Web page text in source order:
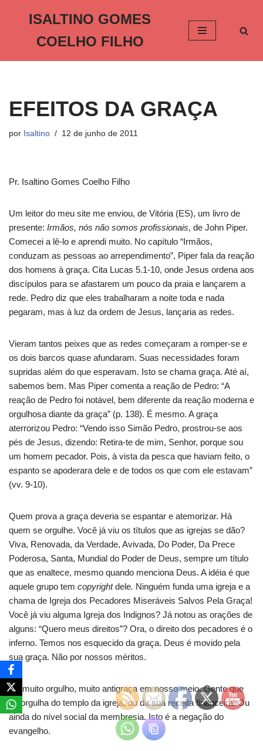
o
ISALTINO GOMES
COELHO FILHO
EFEITOS DA GRAÇA
por Isaltino 12 de junho de 2011
Pr. Isaltino Gomes Coelho Filho
Um leitor do meu site me enviou, de Vitória (ES), um livro de
presente: Irmãos, nós não somos profissionais, de John Piper.
Comecei a lê-lo e aprendi muito. No capítulo “Irmãos,
conduzam as pessoas ao arrependimento”, Piper fala da reação
dos homens à graça. Cita Lucas 5.1-10, onde Jesus ordena aos
discípulos para se afastarem um pouco da praia e lançarem a
rede. Pedro diz que eles trabalharam a noite toda e nada
pegaram, mas à luz da ordem de Jesus, lançaria as redes.
Vieram tantos peixes que as redes começaram a romper-se e
os dois barcos quase afundaram. Suas necessidades foram
supridas além do que esperavam. Isto se chama graça. Até aí,
sabemos bem. Mas Piper comenta a reação de Pedro: “A
reação de Pedro foi notável, bem diferente da reação moderna e
orgulhosa diante da graça” (p. 138). É mesmo. A graça
aterrorizou Pedro: “Vendo isso Simão Pedro, prostrou-se aos
pés de Jesus, dizendo: Retira-te de mim, Senhor, porque sou
um homem pecador. Pois, à vista da pesca que haviam feito, o
espanto se apoderara dele e de todos os que com ele estavam”
(vv. 9-10).
Quem prova a graça deveria se espantar e atemorizar. Há
quem se orgulhe. Você já viu os títulos que as igrejas se dão?
Viva, Renovada, da Verdade, Avivada, Do Poder, Da Prece
Poderosa, Santa, Mundial do Poder de Deus, sempre um título
que as enaltece, mesmo quando menciona Deus. A idéia é que
aquele grupo tem copyrightdele. Ninguém funda uma igreja e a
chama de Igreja dos Pecadores Miseráveis Salvos Pela Graça!
Você já viu alguma Igreja dos Indignos? Já notou as orações de
alguns: “Quero meus direitos”? Ora, o direito dos pecadores é o
inferno. Temos nos esquecido da graça. Deus é movido pela
sua graça. Não por nossos méritos.
Há muito orgulho, muito antigraça em nosso meio. Gente que
se orgulha do templo da igreja, ou da sua receita financeira. Ou
ainda do nível social da membresia. Isto é a negação do
evangelho.